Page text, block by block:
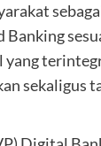
sekaligus